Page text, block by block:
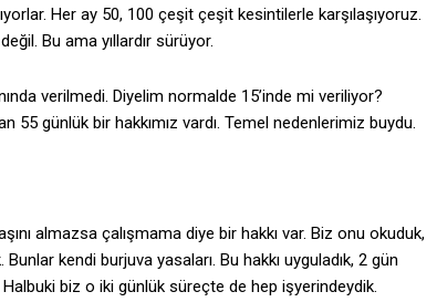
Her ay 50, 100 çeşit çeşit kesintilerle karşılaşıyoruz.
Bu ama yıllardır sürüyor.
verilmedi. Diyelim normalde 15’inde mi veriliyor?
55 günlük bir hakkımız vardı. Temel nedenlerimiz buydu.
almazsa çalışmama diye bir hakkı var. Biz onu okuduk,
kendi burjuva yasaları. Bu hakkı uyguladık, 2 gün
biz o iki günlük süreçte de hep işyerindeydik.